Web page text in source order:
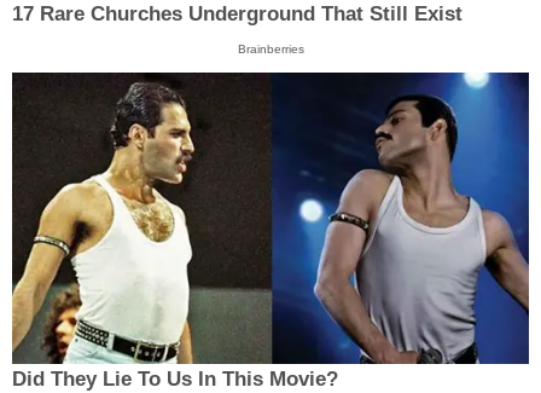
17 Rare Churches Underground That Still Exist
Brainberries
Did They Lie To Us In This Movie?